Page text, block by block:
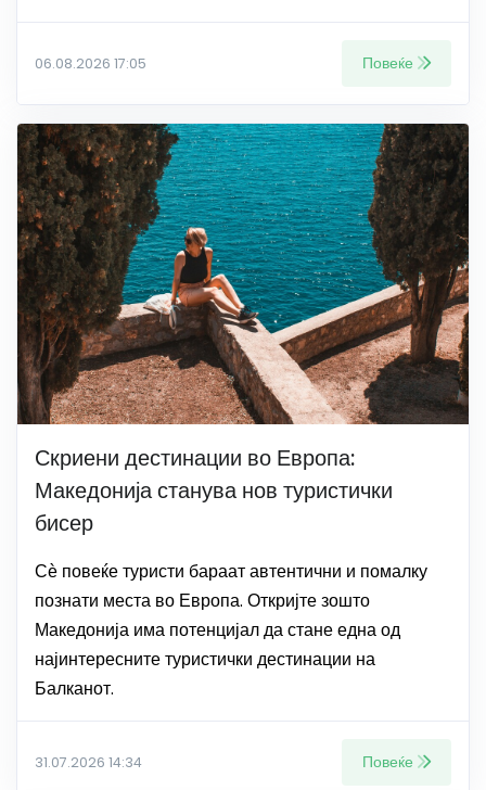
06.08.2026 17:05 Повеќе
Скриени дестинации во Европа:
Македонија станува нов туристички
бисер
Сѐ повеќе туристи бараат автентични и помалку
познати места во Европа. Откријте зошто
Македонија има потенцијал да стане една од
најинтересните туристички дестинации на
Балканот.
31.07.2026 14:34 Повеќе